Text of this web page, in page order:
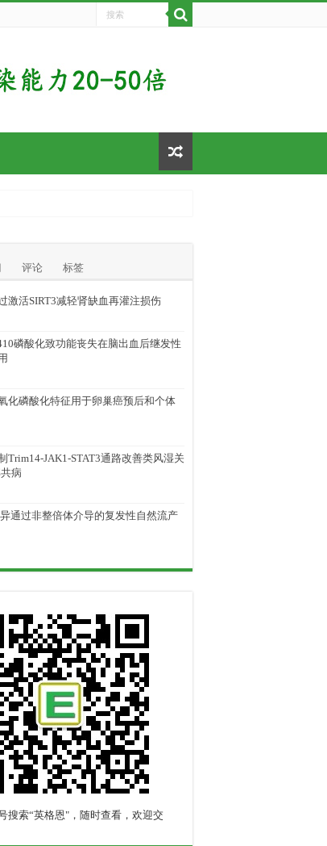
评论 标签
激活SIRT3减轻肾缺血再灌注损伤
磷酸化致功能丧失在脑出血后继发性
化磷酸化特征用于卵巢癌预后和个体
Trim14-JAK1-STAT3通路改善类风湿关
病
通过非整倍体介导的复发性自然流产
搜索“英格恩"，随时查看，欢迎交